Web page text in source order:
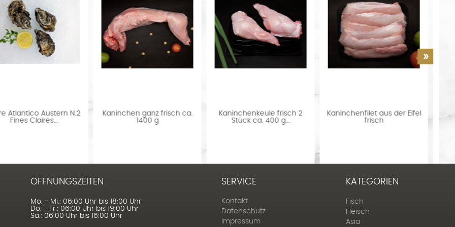
Kaninchen ganz frisch ca.
Kaninchenkeule frisch 2
Stück ca. 400 g...
Kaninchenfilet aus der Eifel
frisch
Mare Atlantico Lobster /
Hummer frisch...
ÖFFNUNGSZEITEN
Mo. - Mi.: 06:00 Uhr bis 18:00 Uhr
Do. - Fr.: 06:00 Uhr bis 19:00 Uhr
Sa.: 06:00 Uhr bis 16:00 Uhr
SERVICE
Kontakt
Datenschutz
Impressum
KATEGORIEN
Fisch
Fleisch
Asia